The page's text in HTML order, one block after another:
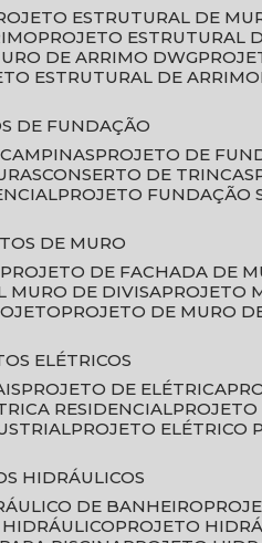
ESTRUTURAL DE
PROJETO
DE ARRIMO DWG
ESTRUTURAL DE ARRIMO
DE FUNDAÇÃO
PROJETO DE
CONSERTO DE TRINCAS
PROJETO FUNDAÇÃO
DE MURO
PROJETO DE FACHADA DE
MURO DE DIVISA
PROJETO
PROJETO DE MURO
ELÉTRICOS
PROJETO DE ELÉTRICA
RESIDENCIAL
PROJETO ELÉTRICO
HIDRÁULICOS
DE BANHEIRO
HIDRÁULICO
PROJETO